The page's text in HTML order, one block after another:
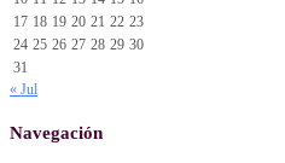
17 18 19 20 21 22 23
24 25 26 27 28 29 30
31
« Jul
Navegación